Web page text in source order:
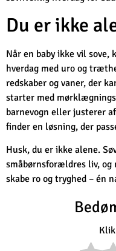
Du er ikke
Når en baby ikke vil
hverdag med uro og
redskaber og vaner, der
starter med
barnevogn eller justerer
finder en løsning, der
Husk, du er ikke alene.
småbørnsforældres liv, og
skabe ro og tryghed – én